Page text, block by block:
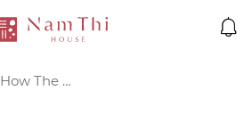
How The Body Works-Hiểu Hết Về Cơ Thể